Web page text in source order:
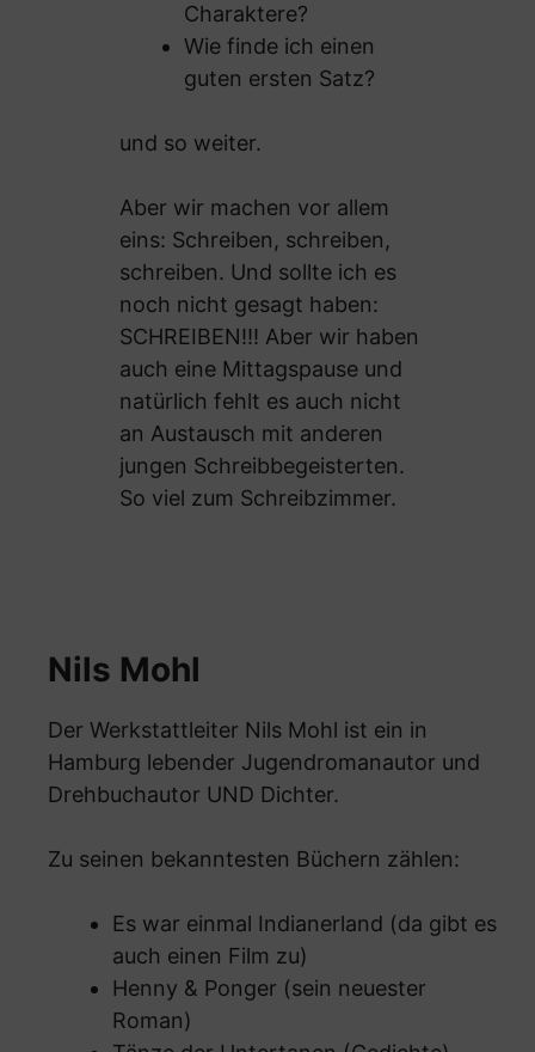
Charaktere?
Wie finde ich einen
guten ersten Satz?
und so weiter.
Aber wir machen vor allem
eins: Schreiben, schreiben,
schreiben. Und sollte ich es
noch nicht gesagt haben:
SCHREIBEN!!! Aber wir haben
auch eine Mittagspause und
natürlich fehlt es auch nicht
an Austausch mit anderen
jungen Schreibbegeisterten.
So viel zum Schreibzimmer.
Nils Mohl
Der Werkstattleiter Nils Mohl ist ein in
Hamburg lebender Jugendromanautor und
Drehbuchautor UND Dichter.
Zu seinen bekanntesten Büchern zählen:
Es war einmal Indianerland (da gibt es
auch einen Film zu)
Henny & Ponger (sein neuester
Roman)